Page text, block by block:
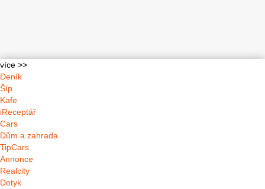
více >>
Deník
Šíp
Kafe
iReceptář
Cars
Dům a zahrada
TipCars
Annonce
Realcity
Dotyk